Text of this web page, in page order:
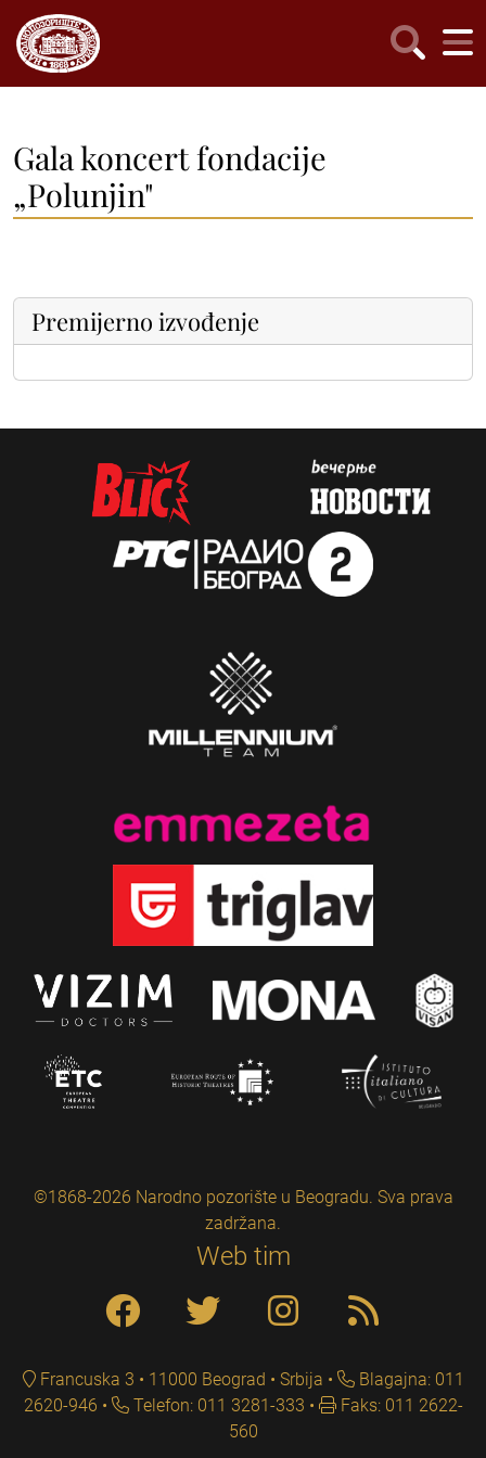
Gala koncert fondacije
„Polunjin"
Premijerno izvođenje
©1868-2026 Narodno pozorište u Beogradu. Sva prava
zadržana.
Web tim
Francuska 3 • 11000 Beograd • Srbija
Blagajna: 011
2620-946
Telefon: 011 3281-333
Faks: 011 2622-
560